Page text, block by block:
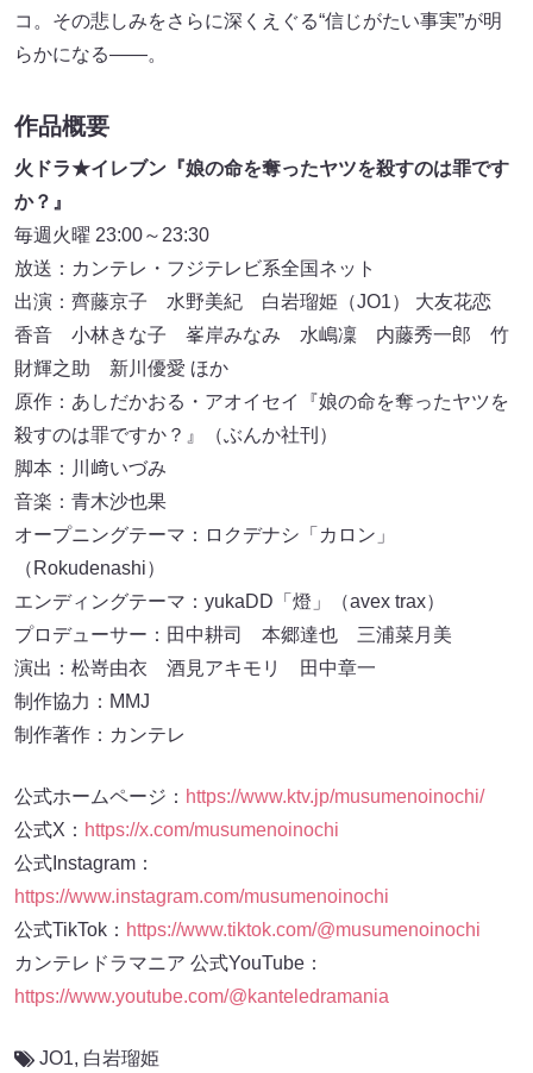
コ。その悲しみをさらに深くえぐる“信じがたい事実”が明
らかになる――。
作品概要
火ドラ★イレブン『娘の命を奪ったヤツを殺すのは罪です
か？』
毎週火曜 23:00～23:30
放送：カンテレ・フジテレビ系全国ネット
出演：齊藤京子 水野美紀 白岩瑠姫（JO1） 大友花恋
香音 小林きな子 峯岸みなみ 水嶋凜 内藤秀一郎 竹
財輝之助 新川優愛 ほか
原作：あしだかおる・アオイセイ『娘の命を奪ったヤツを
殺すのは罪ですか？』（ぶんか社刊）
脚本：川﨑いづみ
音楽：青木沙也果
オープニングテーマ：ロクデナシ「カロン」
（Rokudenashi）
エンディングテーマ：yukaDD「燈」（avex trax）
プロデューサー：田中耕司 本郷達也 三浦菜月美
演出：松嵜由衣 酒見アキモリ 田中章一
制作協力：MMJ
制作著作：カンテレ
公式ホームページ： https://www.ktv.jp/musumenoinochi/
公式X： https://x.com/musumenoinochi
公式Instagram：
https://www.instagram.com/musumenoinochi
公式TikTok： https://www.tiktok.com/@musumenoinochi
カンテレドラマニア 公式YouTube：
https://www.youtube.com/@kanteledramania
JO1, 白岩瑠姫